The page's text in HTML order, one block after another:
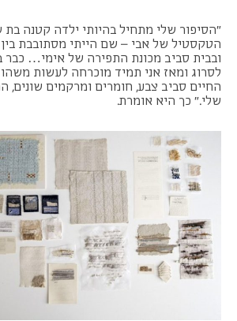
"הסיפור שלי מתחיל בהיותי ילדה קטנה
הטקסטיל של אבי – שם הייתי מסתובבת בין
ובבית סביב מכונת התפירה של אימי… כבר
לסרוג ומאז אני תמיד מוכרחה לעשות
החיים סביב צבע, חומרים ומרקמים שונים,
שלי." כך היא אומרת.